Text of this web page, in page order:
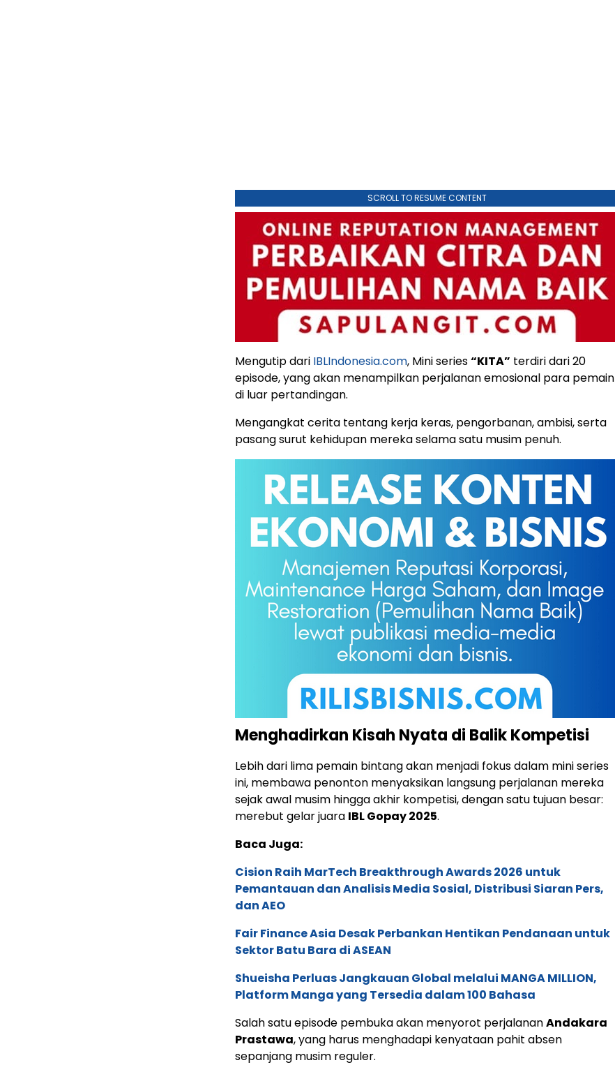
SCROLL TO RESUME CONTENT
Mengutip dari IBLIndonesia.com, Mini series“KITA” terdiri dari 20
episode, yang akan menampilkan perjalanan emosional para pemain
di luar pertandingan.
Mengangkat cerita tentang kerja keras, pengorbanan, ambisi, serta
pasang surut kehidupan mereka selama satu musim penuh.
Menghadirkan Kisah Nyata di Balik Kompetisi
Lebih dari lima pemain bintang akan menjadi fokus dalam mini series
ini, membawa penonton menyaksikan langsung perjalanan mereka
sejak awal musim hingga akhir kompetisi, dengan satu tujuan besar:
merebut gelar juara IBL Gopay 2025.
Baca Juga:
Cision Raih MarTech Breakthrough Awards 2026 untuk
Pemantauan dan Analisis Media Sosial, Distribusi Siaran Pers,
dan AEO
Fair Finance Asia Desak Perbankan Hentikan Pendanaan untuk
Sektor Batu Bara di ASEAN
Shueisha Perluas Jangkauan Global melalui MANGA MILLION,
Platform Manga yang Tersedia dalam 100 Bahasa
Salah satu episode pembuka akan menyorot perjalananAndakara
Prastawa, yang harus menghadapi kenyataan pahit absen
sepanjang musim reguler.